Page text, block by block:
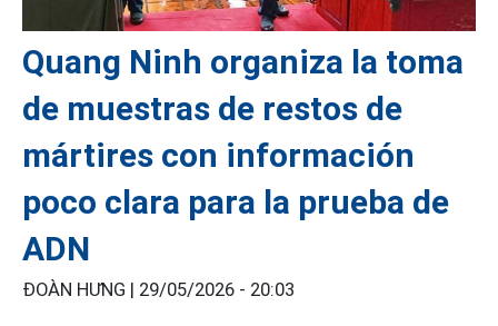
Quang Ninh organiza la toma
de muestras de restos de
mártires con información
poco clara para la prueba de
ADN
ĐOÀN HƯNG | 29/05/2026 - 20:03